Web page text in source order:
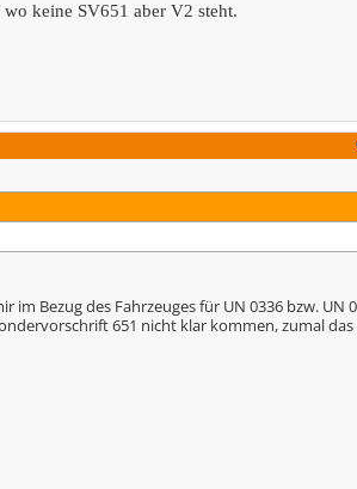
keine SV651 aber V2 steht.
Bezug des Fahrzeuges für UN 0336 bzw. UN
651 nicht klar kommen, zumal